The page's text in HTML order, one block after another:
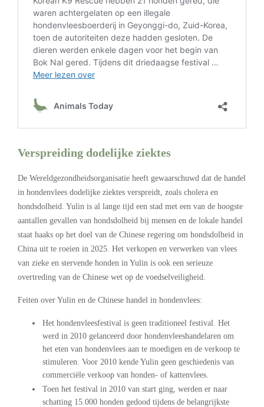
Verspreiding dodelijke ziektes
De Wereldgezondheidsorganisatie heeft gewaarschuwd dat de handel
in hondenvlees dodelijke ziektes verspreidt, zoals cholera en
hondsdolheid. Yulin is al lange tijd een stad met een van de hoogste
aantallen gevallen van hondsdolheid bij mensen en de lokale handel
staat haaks op het doel van de Chinese regering om hondsdolheid in
China uit te roeien in 2025. Het verkopen en verwerken van vlees
van zieke en stervende honden in Yulin is ook een serieuze
overtreding van de Chinese wet op de voedselveiligheid.
Feiten over Yulin en de Chinese handel in hondenvlees:
Het hondenvleesfestival is geen traditioneel festival. Het
werd in 2010 gelanceerd door hondenvleeshandelaren om
het eten van hondenvlees aan te moedigen en de verkoop te
stimuleren. Voor 2010 kende Yulin geen geschiedenis van
commerciële verkoop van honden- of kattenvlees.
Toen het festival in 2010 van start ging, werden er naar
schatting 15.000 honden gedood tijdens de belangrijkste